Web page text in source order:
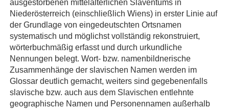
ausgestorbenen mittelalterlichen Slaventums in
Niederösterreich (einschließlich Wiens) in erster Linie auf
der Grundlage von eingedeutschten Ortsnamen
systematisch und möglichst vollständig rekonstruiert,
wörterbuchmäßig erfasst und durch urkundliche
Nennungen belegt. Wort- bzw. namenbildnerische
Zusammenhänge der slavischen Namen werden im
Glossar deutlich gemacht, weiters sind gegebenenfalls
slavische bzw. auch aus dem Slavischen entlehnte
geographische Namen und Personennamen außerhalb